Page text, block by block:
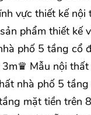
vực thiết kế
phẩm thiết
phố 5 tầng cổ
Mẫu nội
nhà phố 5
mặt tiền